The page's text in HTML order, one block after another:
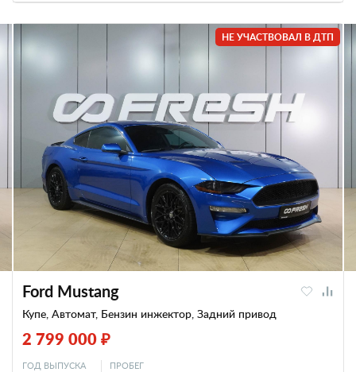
НЕ УЧАСТВОВАЛ В ДТП
Ford Mustang
Купе, Автомат, Бензин инжектор, Задний привод
2 799 000 ₽
ГОД ВЫПУСКА ПРОБЕГ